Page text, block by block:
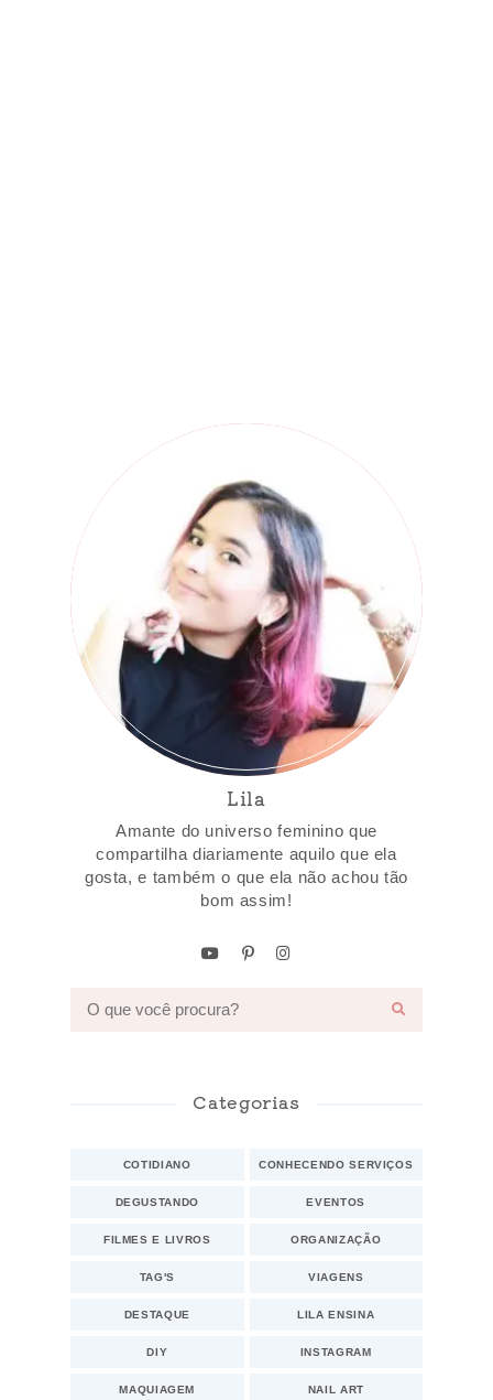
Lila
Amante do universo feminino que
compartilha diariamente aquilo que ela
gosta, e também o que ela não achou tão
bom assim!
Categorias
COTIDIANO CONHECENDO SERVIÇOS
DEGUSTANDO EVENTOS
FILMES E LIVROS ORGANIZAÇÃO
TAG'S VIAGENS
DESTAQUE LILA ENSINA
DIY INSTAGRAM
MAQUIAGEM NAIL ART